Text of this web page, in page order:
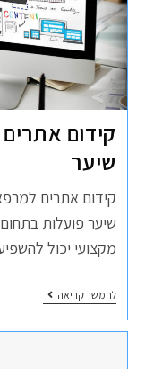
קידום
שיער
קידום אתרים
שיער פועלות
מקצועי יכול
להמשך קריאה